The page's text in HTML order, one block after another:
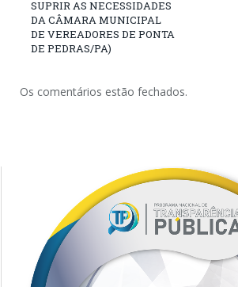
SUPRIR AS NECESSIDADES
DA CÂMARA MUNICIPAL
DE VEREADORES DE PONTA
DE PEDRAS/PA)
Os comentários estão fechados.